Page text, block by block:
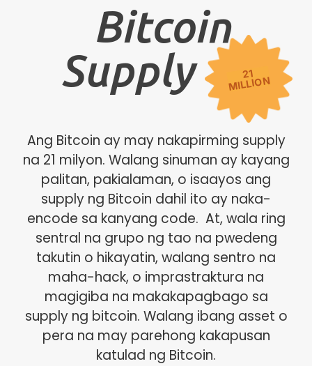
Bitcoin
Supply
21
MILLION
Ang Bitcoin ay may nakapirming supply
na 21 milyon. Walang sinuman ay kayang
palitan, pakialaman, o isaayos ang
supply ng Bitcoin dahil ito ay naka-
encode sa kanyang code. At, wala ring
sentral na grupo ng tao na pwedeng
takutin o hikayatin, walang sentro na
maha-hack, o imprastraktura na
magigiba na makakapagbago sa
supply ng bitcoin. Walang ibang asset o
pera na may parehong kakapusan
katulad ng Bitcoin.